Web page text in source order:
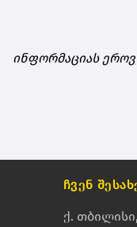
ინფორმაციას
ჩვენ
ქ.